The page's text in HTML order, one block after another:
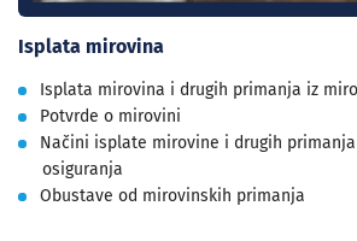
Isplata mirovina
Isplata mirovina i drugih primanja iz
Potvrde o mirovini
Načini isplate mirovine i drugih
osiguranja
Obustave od mirovinskih primanja